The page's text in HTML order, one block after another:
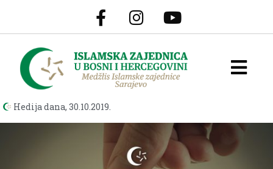
Hedija dana, 30.10.2019.